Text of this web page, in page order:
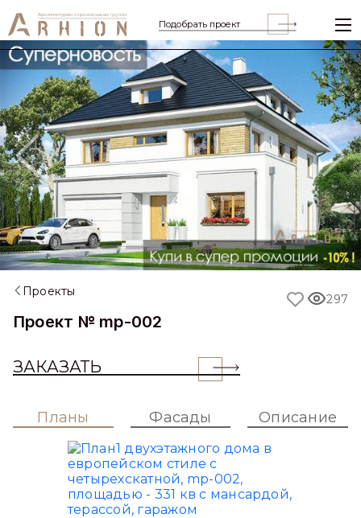
Подобрать проект
Previous
Проекты
Проект № mp-002
ЗАКАЗАТЬ
297
Планы Фасады Описание